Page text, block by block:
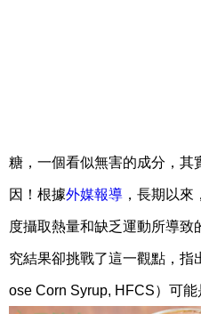
糖，一個看似無害的成分，其
因！根據外媒報導 ，長期以
度攝取熱量和缺乏運動所導
究結果卻挑戰了這一觀點，
ose Corn Syrup, HFCS）可能